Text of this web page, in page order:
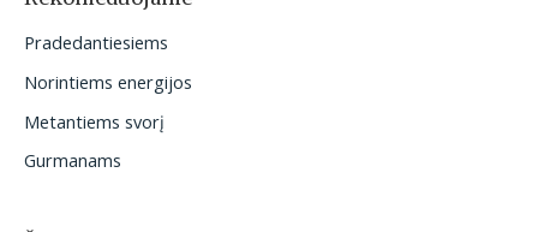
:
Pradedantiesiems
Norintiems energijos
Metantiems svorį
Gurmanams